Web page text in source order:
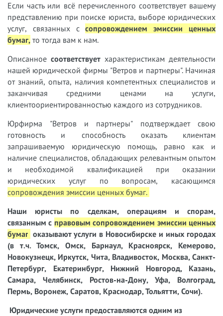
Если часть или всё перечисленного соответствует вашему
представлению при поиске юриста, выборе юридических
услуг, связанных ссопровождением эмиссии ценных
бумаг, то тогда вам к нам.
Описанное соответствует характеристикам деятельности
нашей юридической фирмы "Ветров и партнеры". Начиная
от знаний, опыта, наличия компетентных специалистов и
заканчивая средними ценами на услуги,
клиентоориентированностью каждого из сотрудников.
Юрфирма "Ветров и партнеры" подтверждает свою
готовность и способность оказать клиентам
запрашиваемую юридическую помощь, равно как и
наличие специалистов, обладающих релевантным опытом
и необходимой квалификацией при оказании
юридических услуг по вопросам, касающимся
сопровождения эмиссии ценных бумаг.
Наши юристы
по сделкам, операциям и спорам,
связанным с правовым сопровождением эмиссии ценных
бумаг оказывают услуги в Новосибирске и иных городах
(в т.ч. Томск, Омск, Барнаул, Красноярск, Кемерово,
Новокузнецк, Иркутск, Чита, Владивосток, Москва, Санкт-
Петербург, Екатеринбург, Нижний Новгород, Казань,
Самара, Челябинск, Ростов-на-Дону, Уфа, Волгоград,
Пермь, Воронеж, Саратов, Краснодар, Тольятти, Сочи).
Юридические услуги предоставляются одним из